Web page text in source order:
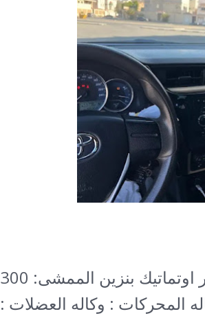
تويوتا كورولا 2018 قير اوتماتيك بنزين الممشى: 300
المحركات : وكاله العضلات :